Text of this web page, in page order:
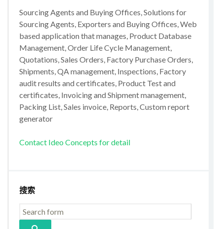
Sourcing Agents and Buying Offices, Solutions for
Sourcing Agents, Exporters and Buying Offices, Web
based application that manages, Product Database
Management, Order Life Cycle Management,
Quotations, Sales Orders, Factory Purchase Orders,
Shipments, QA management, Inspections, Factory
audit results and certificates, Product Test and
certificates, Invoicing and Shipment management,
Packing List, Sales invoice, Reports, Custom report
generator
Contact Ideo Concepts for detail
搜索